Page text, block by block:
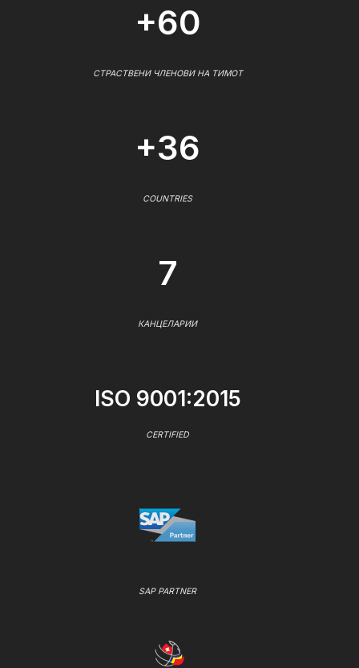
+60
СТРАСТВЕНИ ЧЛЕНОВИ НА ТИМОТ
+36
COUNTRIES
7
КАНЦЕЛАРИИ
ISO 9001:2015
CERTIFIED
SAP PARTNER